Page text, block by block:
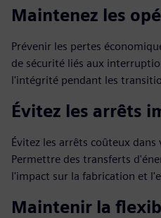
Maintenez les
Prévenir les pertes
de sécurité liés aux
l'intégrité pendant les
Évitez les arrêts
Évitez les arrêts coûteux
Permettre des transferts
l'impact sur la fabrication et
Maintenir la